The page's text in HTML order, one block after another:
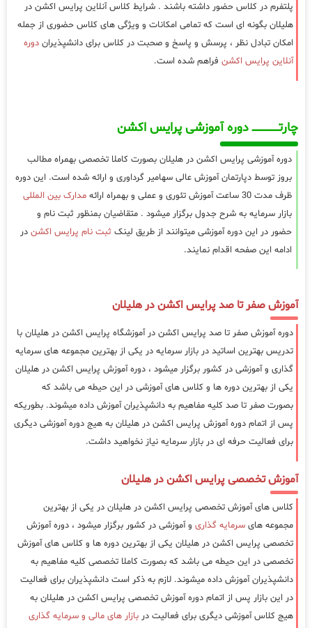
پلتفرم در کلاس حضور داشته باشند . شرایط کلاس آنلاین پرایس اکشن در
هلیلان بگونه ای است که تمامی امکانات و ویژگی های کلاس حضوری از جمله
امکان تبادل نظر ، پرسش و پاسخ و صحبت در کلاس برای دانشپذیران دوره
آنلاین پرایس اکشن فراهم شده است.
چارتـــــــــــــــــــ دوره آموزشی پرایس اکشن
دوره آموزشی پرایس اکشن در هلیلان بصورت کاملا تخصصی بهمراه مطالب
بروز توسط دپارتمان آموزش عالی سهامیر گرداوری و ارائه شده است. این دوره
ظرف مدت 30 ساعت آموزش تئوری و عملی و بهمراه ارائه
مدارک بین المللی
بازار سرمایه به شرح جدول برگزار میشود . متقاضیان بمنظور ثبت نام و
حضور در این دوره آموزشی میتوانند از طریق لینک ثبت نام پرایس اکشن در
ادامه این صفحه اقدام نمایند.
آموزش صفر تا صد پرایس اکشن در هلیلان
دوره آموزش صفر تا صد پرایس اکشن در آموزشگاه پرایس اکشن در هلیلان با
تدریس بهترین اساتید در بازار سرمایه در یکی از بهترین مجموعه های سرمایه
گذاری و آموزشی در کشور برگزار میشود ، دوره آموزش پرایس اکشن در هلیلان
یکی از بهترین دوره ها و کلاس های آموزشی در این حیطه می باشد که
بصورت صفر تا صد کلیه مفاهیم به دانشپذیران آموزش داده میشوند. بطوریکه
پس از اتمام دوره آموزش پرایس اکشن در هلیلان به هیج دوره آموزشی دیگری
برای فعالیت حرفه ای در بازار سرمایه نیاز نخواهید داشت.
آموزش تخصصی پرایس اکشن در هلیلان
کلاس های آموزش تخصصی پرایس اکشن در هلیلان در یکی از بهترین
مجموعه های سرمایه گذاری و آموزشی در کشور برگزار میشود ، دوره آموزش
تخصصی پرایس اکشن در هلیلان یکی از بهترین دوره ها و کلاس های آموزش
تخصصی در این حیطه می باشد که بصورت کاملا تخصصی کلیه مفاهیم به
دانشپذیران آموزش داده میشوند. لازم به ذکر است دانشپذیران برای فعالیت
در این بازار پس از اتمام دوره آموزش تخصصی پرایس اکشن در هلیلان به
هیج کلاس آموزشی دیگری برای فعالیت در بازار های مالی و سرمایه گذاری